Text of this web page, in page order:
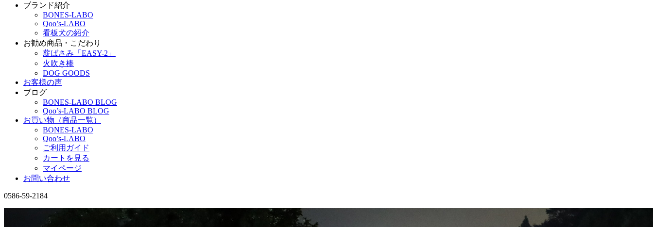
ブランド紹介
BONES-LABO
Qoo’s-LABO
看板犬の紹介
お勧め商品・こだわり
薪ばさみ「EASY-2」
火吹き棒
DOG GOODS
お客様の声
ブログ
BONES-LABO BLOG
Qoo’s-LABO BLOG
お買い物（商品一覧）
BONES-LABO
Qoo’s-LABO
ご利用ガイド
カートを見る
マイページ
お問い合わせ
0586-59-2184